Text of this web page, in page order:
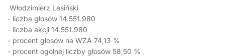
Włodzimierz Lesiński
- liczba głosów 14.551.980
- liczba akcji 14.551.980
- procent głosów na WZA 74,13 %
- procent ogólnej liczby głosów 58,50 %